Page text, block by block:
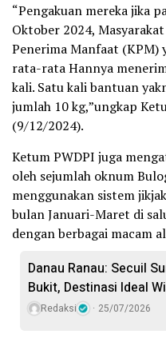
“Pengakuan mereka jika
Oktober 2024,
Penerima Manfaat (KPM)
rata-rata Hannya
kali. Satu kali bantuan
jumlah 10 kg,”ungkap
(9/12/2024).
Ketum PWDPI juga
oleh sejumlah oknum
menggunakan sistem
bulan Januari-Maret di
dengan berbagai macam
Danau Ranau: Secuil
Bukit, Destinasi Ideal
Redaksi 25/07/2026